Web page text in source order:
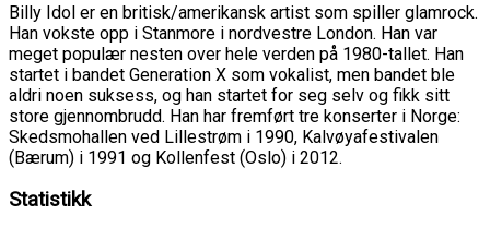
Billy Idol er en britisk/amerikansk artist som spiller glamrock.
Han vokste opp i Stanmore i nordvestre London. Han var
meget populær nesten over hele verden på 1980-tallet. Han
startet i bandet Generation X som vokalist, men bandet ble
aldri noen suksess, og han startet for seg selv og fikk sitt
store gjennombrudd. Han har fremført tre konserter i Norge:
Skedsmohallen ved Lillestrøm i 1990, Kalvøyafestivalen
(Bærum) i 1991 og Kollenfest (Oslo) i 2012.
Statistikk